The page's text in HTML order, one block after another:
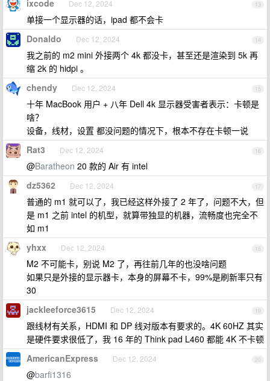
13
ixcode Dec 12, 2024
单接一个显示器的话，ipad 都不会卡
14
Donaldo Dec 12, 2024
我之前的 m2 mini 外接两个 4k 都没卡，甚至还是渲染到 5k 再
缩 2k 的 hidpi 。
15
chendy Dec 12, 2024
十年 MacBook 用户 + 八年 Dell 4k 显示器受害者表示：卡顿是
啥？
设备，线材，设置 都没问题的情况下，根本不存在卡顿一说
16
Rat3 Dec 12, 2024
@Baratheon 20 款的 Air 有 intel
17
dz5362 Dec 12, 2024
普通的 m1 就可以了，我已经这样外接了 2 年了，问题不大，但
是 m1 之前 intel 的机型，就算带独显的机器，流畅度也完全不
如 m1
18
yhxx Dec 12, 2024
M2 不可能卡，别说 M2 了，再往前几年的也没啥问题
如果只是外接的显示器卡，本身的屏幕不卡，99%是刷新率只有
30
19
jackleeforce3615 Dec 12, 2024
跟线材有关系，HDMI 和 DP 线对版本有要求的。4K 60HZ 其实
是硬件要求很低了，我 16 年的 Think pad L460 都能 4K 不卡顿
20
AmericanExpress Dec 12, 2024
@barfi1316